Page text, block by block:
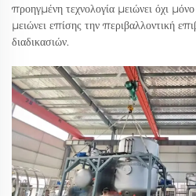
προηγμένη τεχνολογία μειώνει όχι
μειώνει επίσης την περιβαλλοντική
διαδικασιών.